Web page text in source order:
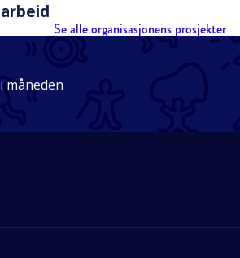
arbeid
Se alle organisasjonens prosjekter
måneden